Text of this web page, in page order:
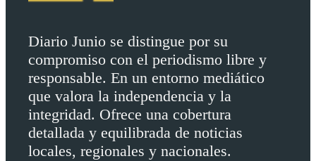
Diario Junio se distingue por su
compromiso con el periodismo libre y
responsable. En un entorno mediático
que valora la independencia y la
integridad. Ofrece una cobertura
detallada y equilibrada de noticias
locales, regionales y nacionales.